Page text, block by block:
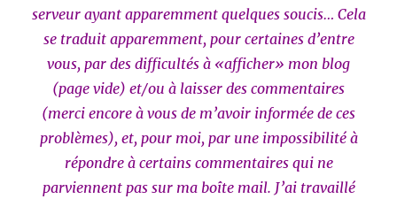
serveur ayant apparemment quelques soucis… Cela
se traduit apparemment, pour certaines d’entre
vous, par des difficultés à «afficher» mon blog
(page vide) et/ou à laisser des commentaires
(merci encore à vous de m’avoir informée de ces
problèmes), et, pour moi, par une impossibilité à
répondre à certains commentaires qui ne
parviennent pas sur ma boîte mail. J’ai travaillé